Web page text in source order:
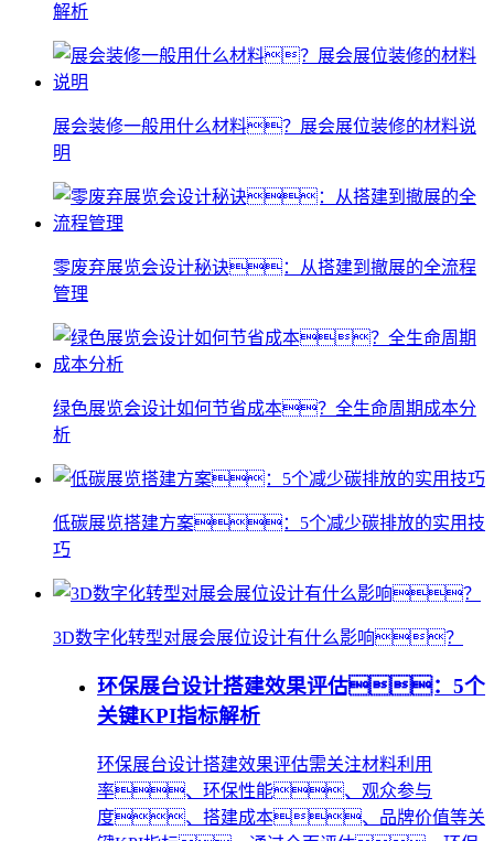
解析
展会装修一般用什么材料？展会展位装修的材料说
明
零废弃展览会设计秘诀：从搭建到撤展的全流程
管理
绿色展览会设计如何节省成本？全生命周期成本分
析
低碳展览搭建方案：5个减少碳排放的实用技
巧
3D数字化转型对展会展位设计有什么影响？
环保展台设计搭建效果评估：5个
关键KPI指标解析
环保展台设计搭建效果评估需关注材料利用
率、环保性能、观众参与
度、搭建成本、品牌价值等关